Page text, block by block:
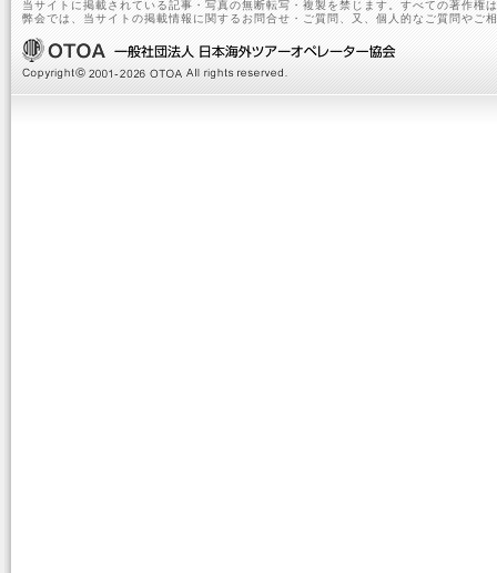
当サイトに掲載されている記事・写真の無断転写・複製を禁じます。すべての著作権
弊会では、当サイトの掲載情報に関するお問合せ・ご質問、又、個人的なご質問やご